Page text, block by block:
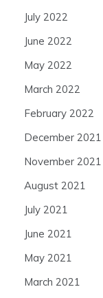
July 2022
June 2022
May 2022
March 2022
February 2022
December 2021
November 2021
August 2021
July 2021
June 2021
May 2021
March 2021